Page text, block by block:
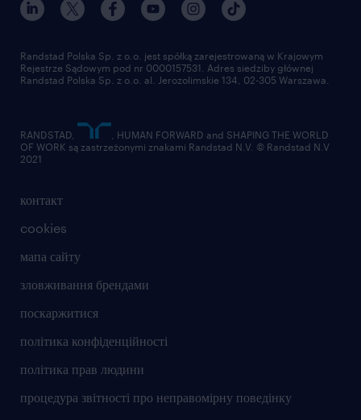
контакт
cookies
мапа сайту
зловживання брендами
поскаржитися
політика конфіденційності
політика прав людини
процедура звітності про неправомірну поведінку
Randstad Polska Sp. z o.o. jest spółką zarejestrowaną w Krajowym
Rejestrze Sądowym pod nr 0000157531. Adres siedziby głównej
Randstad Polska Sp. z o.o. al. Jerozolimskie 134, 02-305 Warszawa.
RANDSTAD,
, HUMAN FORWARD and SHAPING THE WORLD
OF WORK są zastrzeżonymi znakami Randstad N.V. © Randstad N.V
2021